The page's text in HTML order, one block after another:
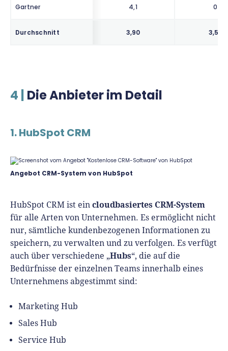
Gartner 4,1 0
Durchschnitt 3,90 3,58
4 | Die Anbieter im Detail
1. HubSpot CRM
Angebot CRM-System von HubSpot
HubSpot CRM ist ein cloudbasiertes CRM-System
für alle Arten von Unternehmen. Es ermöglicht nicht
nur, sämtliche kundenbezogenen Informationen zu
speichern, zu verwalten und zu verfolgen. Es verfügt
auch über verschiedene „Hubs“, die auf die
Bedürfnisse der einzelnen Teams innerhalb eines
Unternehmens abgestimmt sind:
Marketing Hub
Sales Hub
Service Hub